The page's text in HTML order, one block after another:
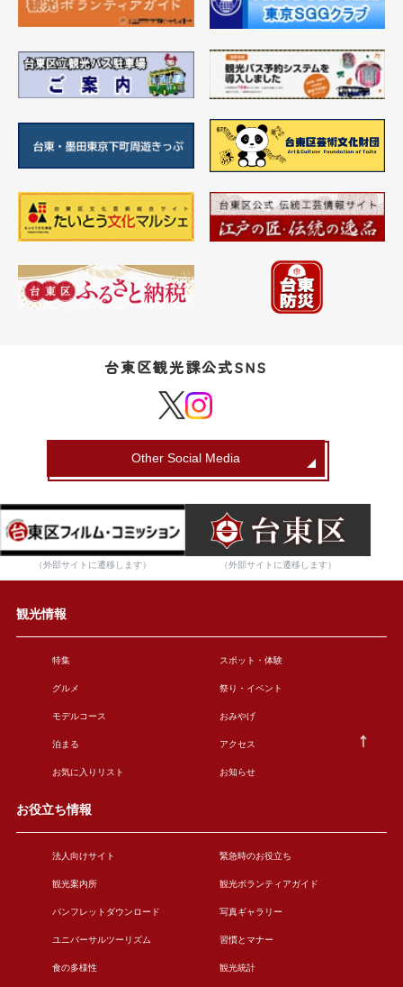
台東区観光課公式SNS
Other Social Media
（外部サイトに遷移します） （外部サイトに遷移します）
観光情報
特集 スポット・体験
グルメ 祭り・イベント
モデルコース おみやげ
泊まる アクセス
お気に入りリスト お知らせ
お役立ち情報
法人向けサイト 緊急時のお役立ち
観光案内所 観光ボランティアガイド
パンフレットダウンロード 写真ギャラリー
ユニバーサルツーリズム 習慣とマナー
食の多様性 観光統計